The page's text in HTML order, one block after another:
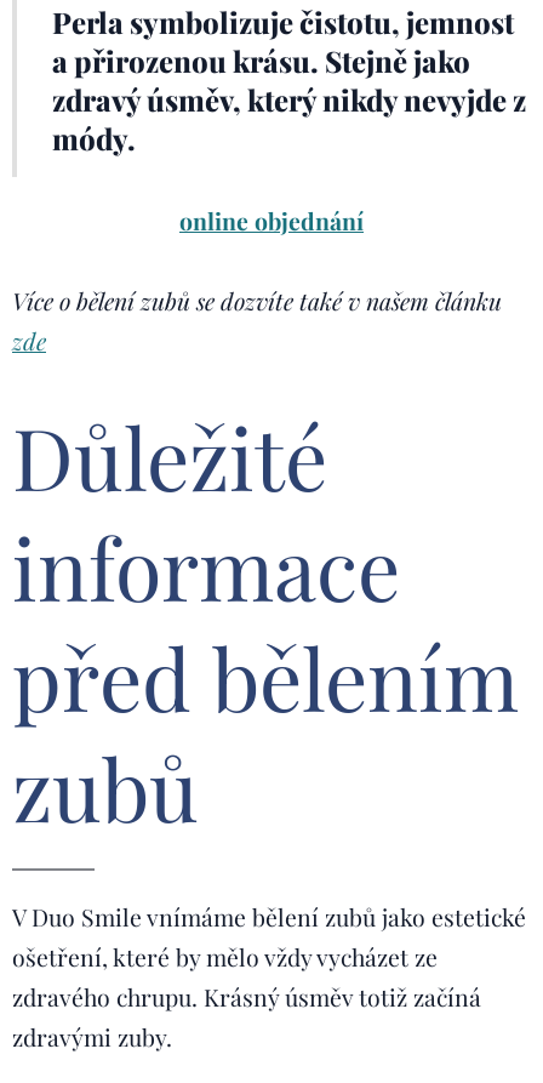
Perla symbolizuje čistotu, jemnost
a přirozenou krásu. Stejně jako
zdravý úsměv, který nikdy nevyjde z
módy.
online objednání
Více o bělení zubů se dozvíte také v našem článku
zde
Důležité
informace
před bělením
zubů
V Duo Smile vnímáme bělení zubů jako estetické
ošetření, které by mělo vždy vycházet ze
zdravého chrupu. Krásný úsměv totiž začíná
zdravými zuby.